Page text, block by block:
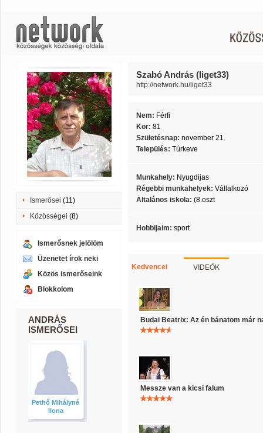
Ismerősei (11)
Közösségei (8)
Ismerősnek jelölöm
Üzenetet írok neki
Közös ismerőseink
Blokkolom
ANDRÁS
ISMERŐSEI
Pethő Mihályné
Ilona
Szabó András (liget33)
http://network.hu/liget33
Nem: Férfi
Kor: 81
Születésnap: november 21.
Település: Túrkeve
Munkahely: Nyugdijas
Régebbi munkahelyek: Vállalkozó
Általános iskola: (8.oszt
Hobbijaim: sport
Kedvencei VIDEÓK
Budai Beatrix: Az én bánatom már
Messze van a kicsi falum